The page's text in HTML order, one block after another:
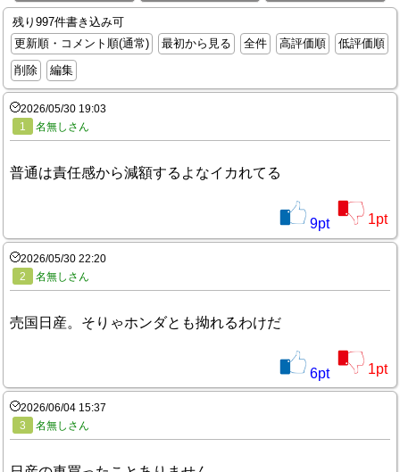
残り997件書き込み可
更新順・コメント順(通常)
最初から見る 全件 高評価順
低評価順
削除
編集
2026/05/30 19:03
1
名無しさん
普通は責任感から減額するよなイカれてる
9pt 1pt
2026/05/30 22:20
2
名無しさん
売国日産。そりゃホンダとも拗れるわけだ
6pt 1pt
2026/06/04 15:37
3
名無しさん